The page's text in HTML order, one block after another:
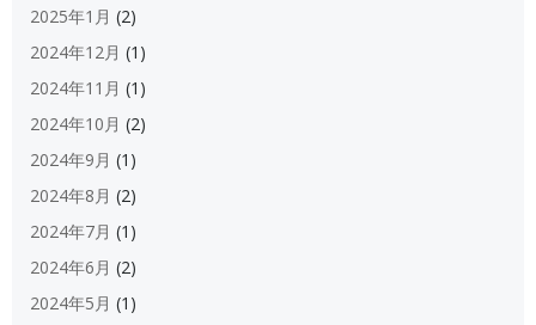
2025年1月 (2)
2024年12月 (1)
2024年11月 (1)
2024年10月 (2)
2024年9月 (1)
2024年8月 (2)
2024年7月 (1)
2024年6月 (2)
2024年5月 (1)